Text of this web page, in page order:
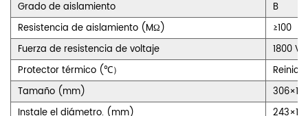
Grado de aislamiento
B
Resistencia de aislamiento (MΩ)
≥100
Fuerza de resistencia de voltaje
1800 V,
Protector térmico (℃）
Tamaño (mm)
Instale el diámetro. (mm)